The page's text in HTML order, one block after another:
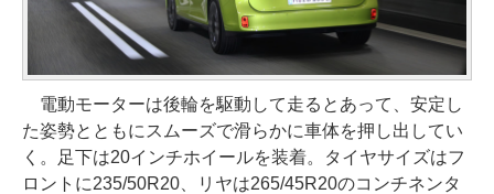
電動モーターは後輪を駆動して走るとあって、安定し
た姿勢とともにスムーズで滑らかに車体を押し出してい
く。足下は20インチホイールを装着。タイヤサイズはフ
ロントに235/50R20、リヤは265/45R20のコンチネンタ